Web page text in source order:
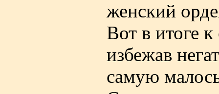
женский
Вот в итоге
избежав
самую